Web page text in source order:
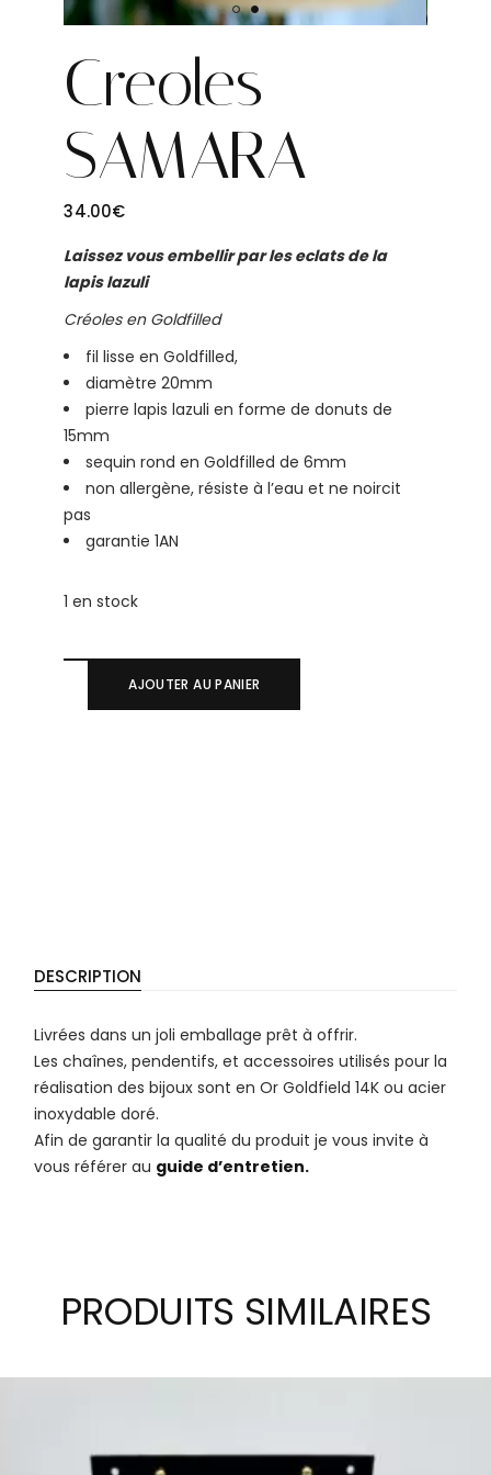
Creoles
SAMARA
34.00€
Laissez vous embellir par les eclats de la
lapis lazuli
Créoles en Goldfilled
fil lisse en Goldfilled,
diamètre 20mm
pierre lapis lazuli en forme de donuts de
15mm
sequin rond en Goldfilled de 6mm
non allergène, résiste à l’eau et ne noircit
pas
garantie 1AN
1 en stock
AJOUTER AU PANIER
DESCRIPTION
Livrées dans un joli emballage prêt à offrir.
Les chaînes, pendentifs, et accessoires utilisés pour la
réalisation des bijoux sont en Or Goldfield 14K ou acier
inoxydable doré.
Afin de garantir la qualité du produit je vous invite à
vous référer au guide d’entretien.
PRODUITS SIMILAIRES